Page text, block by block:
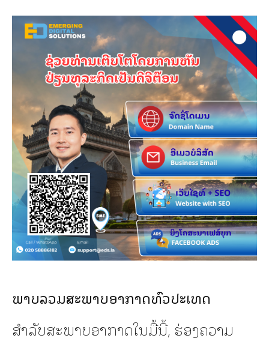
ພາບລວມສະພາບອາກາດທົ່ວປະເທດ
ສຳລັບສະພາບອາກາດໃນມື້ນີ້, ຮ່ອງຄວາມ